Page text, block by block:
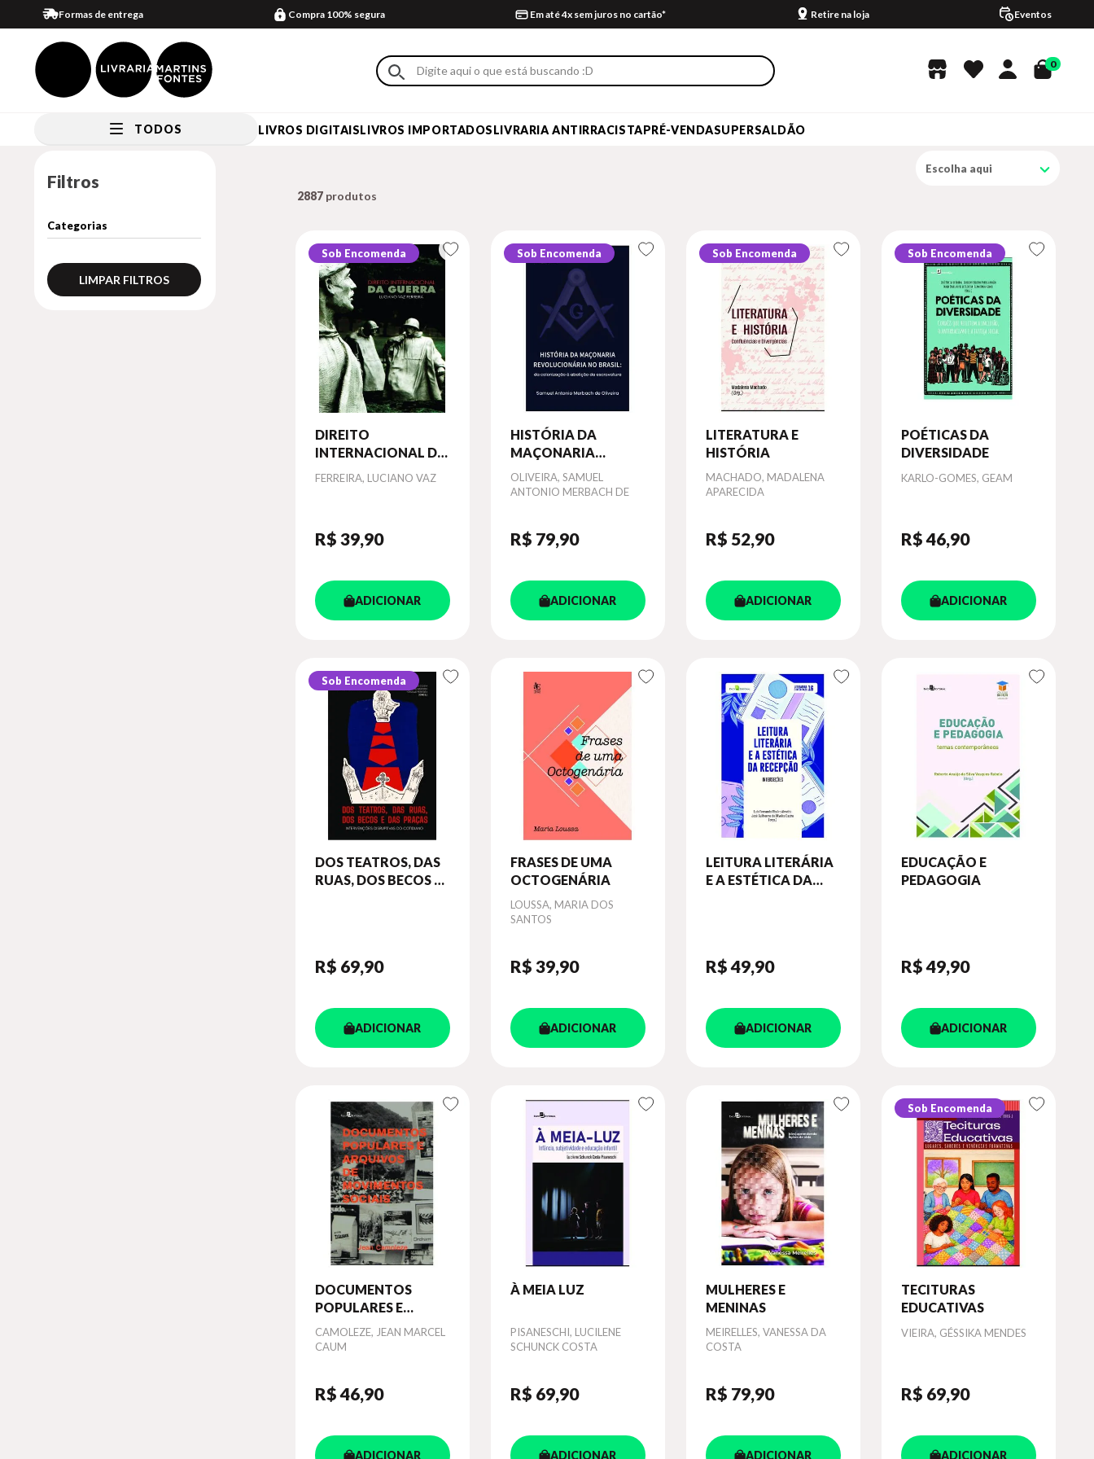
Formas de entrega Compra 100% segura Em até 4x sem juros no cartão* Retire na loja Eventos
0
TODOS LIVROS DIGITAISLIVROS IMPORTADOSLIVRARIA ANTIRRACISTAPRÉ-VENDASUPERSALDÃO
Filtros
LIMPAR FILTROS
Escolha aqui
2887
Sob Encomenda
DIREITO
INTERNACIONAL DA
GUERRA
Autor
FERREIRA, LUCIANO VAZ
R$ 39,90
ADICIONAR
Sob Encomenda
HISTÓRIA DA
MAÇONARIA
REVOLUCIONÁRIA
NO BRASIL
Autor
OLIVEIRA, SAMUEL
ANTONIO MERBACH DE
R$ 79,90
ADICIONAR
Sob Encomenda
LITERATURA E
HISTÓRIA
Autor
MACHADO, MADALENA
APARECIDA
R$ 52,90
ADICIONAR
Sob Encomenda
POÉTICAS DA
DIVERSIDADE
Autor
KARLO-GOMES, GEAM
R$ 46,90
ADICIONAR
Sob Encomenda
DOS TEATROS, DAS
RUAS, DOS BECOS E
R$ 69,90
ADICIONAR
FRASES DE UMA
OCTOGENÁRIA
Autor
LOUSSA, MARIA DOS
SANTOS
R$ 39,90
ADICIONAR
LEITURA LITERÁRIA
E A ESTÉTICA DA
R$ 49,90
ADICIONAR
EDUCAÇÃO E
PEDAGOGIA
R$ 49,90
ADICIONAR
DOCUMENTOS
POPULARES E
ARQUIVOS DE
MOVIMENTOS
Autor
CAMOLEZE, JEAN MARCEL
CAUM
R$ 46,90
ADICIONAR
À MEIA LUZ
Autor
PISANESCHI, LUCILENE
SCHUNCK COSTA
R$ 69,90
ADICIONAR
MULHERES E
MENINAS
Autor
MEIRELLES, VANESSA DA
COSTA
R$ 79,90
ADICIONAR
Sob Encomenda
TECITURAS
EDUCATIVAS
Autor
VIEIRA, GÉSSIKA MENDES
R$ 69,90
ADICIONAR